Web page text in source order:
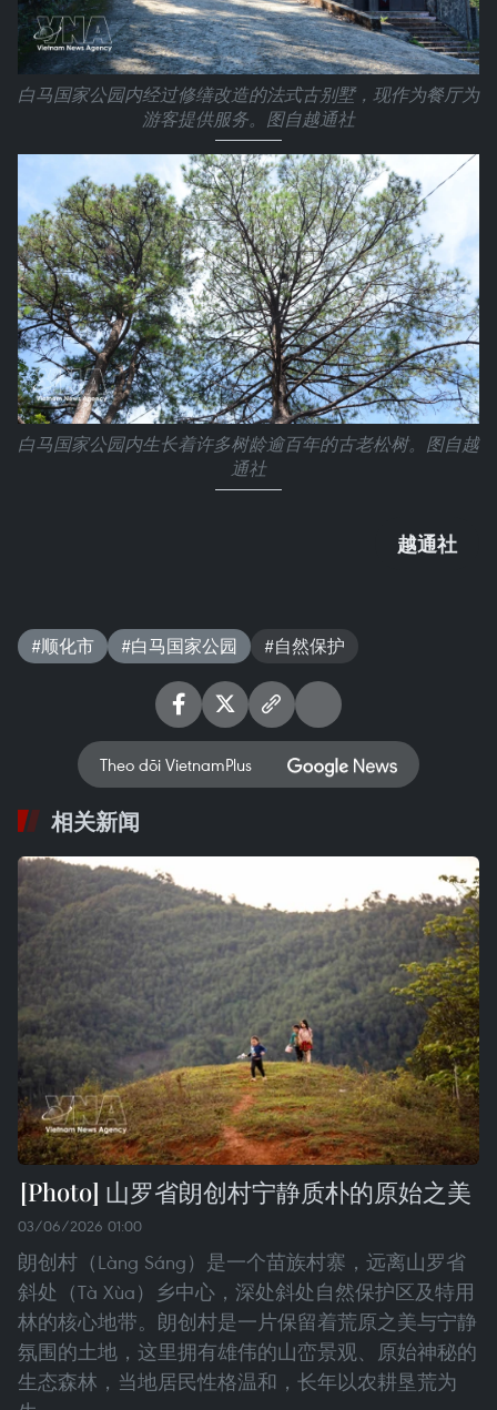
白马国家公园内经过修缮改造的法式古别墅，现作为餐厅为
游客提供服务。图自越通社
白马国家公园内生长着许多树龄逾百年的古老松树。图自越
通社
越通社
#顺化市 #白马国家公园 #自然保护
Theo dõi VietnamPlus
相关新闻
山罗省朗创村宁静质朴的原始之美
03/06/2026 01:00
朗创村（Làng Sáng）是一个苗族村寨，远离山罗省
斜处（Tà Xùa）乡中心，深处斜处自然保护区及特用
林的核心地带。朗创村是一片保留着荒原之美与宁静
氛围的土地，这里拥有雄伟的山峦景观、原始神秘的
生态森林，当地居民性格温和，长年以农耕垦荒为